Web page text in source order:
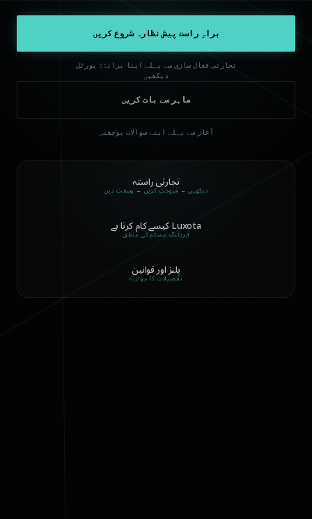
براہِ راست پیش نظارہ شروع کریں
تجارتی فعال سازی سے پہلے اپنا برانڈڈ پورٹل
دیکھیں
ماہر سے بات کریں
آغاز سے پہلے اپنے سوالات پوچھیں
تجارتی راستہ
دیکھیں ← فروخت کریں ← وسعت دیں
Luxota کیسے کام کرتا ہے
آپریٹنگ سسٹم کی منطق
پلنز اور قوانین
تفصیلات کا موازنہ